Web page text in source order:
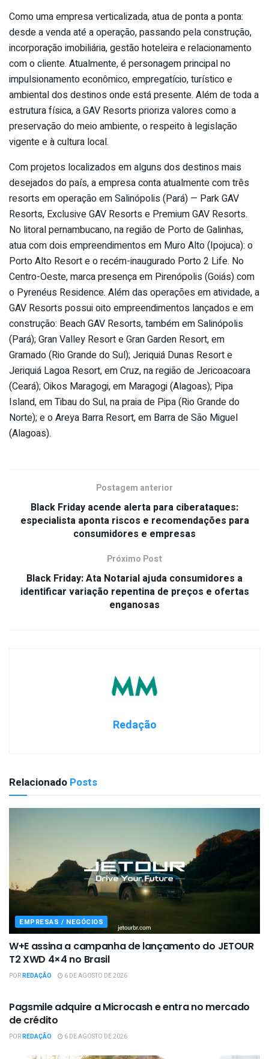
Como uma empresa verticalizada, atua de ponta a ponta:
desde a venda até a operação, passando pela construção,
incorporação imobiliária, gestão hoteleira e relacionamento
com o cliente. Atualmente, é personagem principal no
impulsionamento econômico, empregatício, turístico e
ambiental dos destinos onde está presente. Além de toda a
estrutura física, a GAV Resorts prioriza valores como a
preservação do meio ambiente, o respeito à legislação
vigente e à cultura local.
Com projetos localizados em alguns dos destinos mais
desejados do país, a empresa conta atualmente com três
resorts em operação em Salinópolis (Pará) — Park GAV
Resorts, Exclusive GAV Resorts e Premium GAV Resorts.
No litoral pernambucano, na região de Porto de Galinhas,
atua com dois empreendimentos em Muro Alto (Ipojuca): o
Porto Alto Resort e o recém-inaugurado Porto 2 Life. No
Centro-Oeste, marca presença em Pirenópolis (Goiás) com
o Pyrenéus Residence. Além das operações em atividade, a
GAV Resorts possui oito empreendimentos lançados e em
construção: Beach GAV Resorts, também em Salinópolis
(Pará); Gran Valley Resort e Gran Garden Resort, em
Gramado (Rio Grande do Sul); Jeriquiá Dunas Resort e
Jeriquiá Lagoa Resort, em Cruz, na região de Jericoacoara
(Ceará); Oikos Maragogi, em Maragogi (Alagoas); Pipa
Island, em Tibau do Sul, na praia de Pipa (Rio Grande do
Norte); e o Areya Barra Resort, em Barra de São Miguel
(Alagoas).
Postagem anterior
Black Friday acende alerta para ciberataques:
especialista aponta riscos e recomendações para
consumidores e empresas
Próximo Post
Black Friday: Ata Notarial ajuda consumidores a
identificar variação repentina de preços e ofertas
enganosas
Redação
Relacionado Posts
EMPRESAS / NEGÓCIOS
W+E assina a campanha de lançamento do JETOUR
T2 XWD 4×4 no Brasil
PORREDAÇÃO 6 DE AGOSTO DE 2026
Pagsmile adquire a Microcash e entra no mercado
de crédito
PORREDAÇÃO 6 DE AGOSTO DE 2026